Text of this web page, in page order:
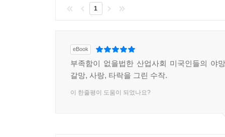
1
eBook
부족함이 없을법한 산업사회 미국인들의 야
갈망, 사랑, 타락을 그린 수작.
이 한줄평이 도움이 되었나요?